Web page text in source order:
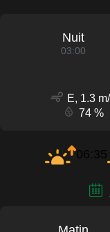
Nuit
03:00
E, 1.3
74 %
06:35